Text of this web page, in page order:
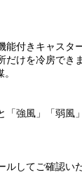
能付きキャスタ
けを冷房できま
「強風」「弱風
してご確認い